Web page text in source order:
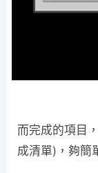
而完成的項目
成清單)，夠簡